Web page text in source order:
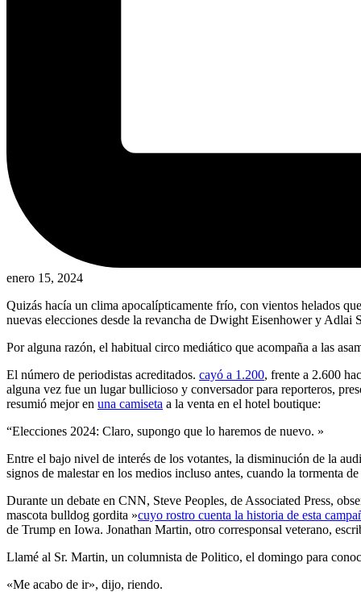
enero 15, 2024
Quizás hacía un clima apocalípticamente frío, con vientos helados
nuevas elecciones desde la revancha de Dwight Eisenhower y Adlai
Por alguna razón, el habitual circo mediático que acompaña a las
El número de periodistas acreditados. cayó a 1.200, frente a 2.600
alguna vez fue un lugar bullicioso y conversador para reporteros,
resumió mejor en una camiseta a la venta en el hotel boutique:
“Elecciones 2024: Claro, supongo que lo haremos de nuevo. »
Entre el bajo nivel de interés de los votantes, la disminución de la
signos de malestar en los medios incluso antes, cuando la tormenta
Durante un debate en CNN, Steve Peoples, de Associated Press,
mascota bulldog gordita »cuyo rostro cuenta la historia de esta
de Trump en Iowa. Jonathan Martin, otro corresponsal veterano,
Llamé al Sr. Martin, un columnista de Politico, el domingo para
«Me acabo de ir», dijo, riendo.